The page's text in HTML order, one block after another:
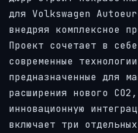
для Volkswagen
внедряя комплексное
Проект сочетает в
современные
предназначенные для
расширения нового
инновационную
включает три